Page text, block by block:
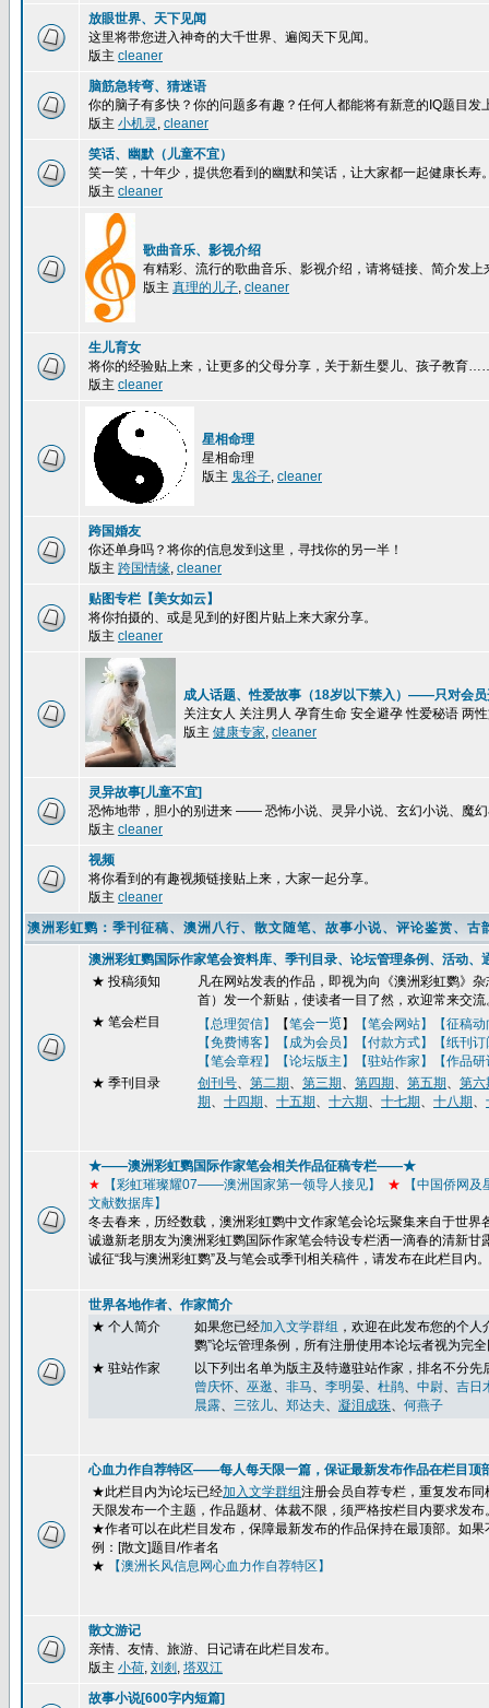
放眼世界、天下见闻
这里将带您进入神奇的大千世界、遍阅天下见闻。
版主 cleaner
脑筋急转弯、猜迷语
你的脑子有多快？你的问题多有趣？任何人都能将有新意的IQ题目发
版主 小机灵 , cleaner
笑话、幽默（儿童不宜）
笑一笑，十年少，提供您看到的幽默和笑话，让大家都一起健康长寿
版主 cleaner
歌曲音乐、影视介绍
有精彩、流行的歌曲音乐、影视介绍，请将链接、简介发上
版主 真理的儿子, cleaner
生儿育女
将你的经验贴上来，让更多的父母分享，关于新生婴儿、孩子教育
版主 cleaner
星相命理
星相命理
版主 鬼谷子, cleaner
跨国婚友
你还单身吗？将你的信息发到这里，寻找你的另一半！
版主 跨国情缘, cleaner
贴图专栏【美女如云】
将你拍摄的、或是见到的好图片贴上来大家分享。
版主 cleaner
成人话题、性爱故事（18岁以下禁入）——只对会员
关注女人 关注男人 孕育生命 安全避孕 性爱秘语 两
版主 健康专家, cleaner
灵异故事[儿童不宜]
恐怖地带，胆小的别进来 —— 恐怖小说、灵异小说、玄幻小说、魔
版主 cleaner
视频
将你看到的有趣视频链接贴上来，大家一起分享。
版主 cleaner
澳洲彩虹鹦：季刊征稿、澳洲八行、散文随笔、故事小说、评论鉴赏、
澳洲彩虹鹦国际作家笔会资料库、季刊目录、论坛管理条例、活动
★ 投稿须知
凡在网站发表的作品，即视为向《澳洲彩虹鹦》
首）发一个新贴，使读者一目了然，欢迎常来交
★ 笔会栏目
【总理贺信】 【笔会一览】 【笔会网站】
【征稿
【免费博客】
【成为会员】【付款方式】【纸刊
【笔会章程】
【论坛版主】 【驻站作家】
【作品
★ 季刊目录 创刊号、 第二期、 第三期、 第四期、 第五期、 第六
期、 十四期、 十五期、 十六期、 十七期、 十八期、
★——澳洲彩虹鹦国际作家笔会相关作品征稿专栏——★
★
【彩虹璀璨耀07——澳洲国家第一领导人接见】 ★ 【中国侨网及
文献数据库】
冬去春来，历经数载，澳洲彩虹鹦中文作家笔会论坛聚集来自于世界
诚邀新老朋友为澳洲彩虹鹦国际作家笔会特设专栏洒一滴春的清新
诚征“我与澳洲彩虹鹦”及与笔会或季刊 相关稿件，请发布在此栏目内
世界各地作者、作家简介
★ 个人简介
如果您已经加入文学群组 ， 欢迎在此发布您的个人
鹦”论坛管理条例，所有注册使用本论坛者视为完
★ 驻站作家
以下列出名单为版主及特邀驻站作家，排名不分先
曾庆怀、 巫逖、 非马、 李明晏、 杜鹃、 中尉、 吉日
晨露、 三弦儿、 郑达夫、 凝泪成珠、 何燕子
心血力作自荐特区——每人每天限一篇，保证最新发布作品在栏目顶
★此栏目内为论坛已经加入文学群组注册会员自荐专栏，重复发布
天限发布一个主题，作品题材、体裁不限，须严格按栏目内要求发布
★作者可以在此栏目发布，保障最新发布的作品保持在最顶部。如
例：[散文]题目/作者名
★ 【澳洲长风信息网心血力作自荐特区】
散文游记
亲情、友情、旅游、日记请在此栏目发布。
版主 小荷, 刘剡 , 塔双江
故事小说[600字内短篇]